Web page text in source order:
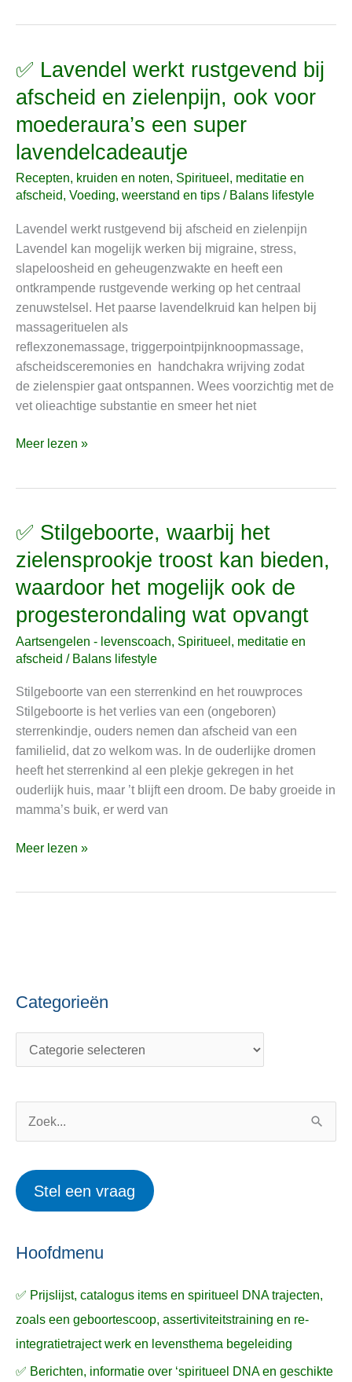
✅ Lavendel werkt rustgevend bij
afscheid en zielenpijn, ook voor
moederaura’s een super
lavendelcadeautje
Recepten, kruiden en noten, Spiritueel, meditatie en
afscheid, Voeding, weerstand en tips / Balans lifestyle
Lavendel werkt rustgevend bij afscheid en zielenpijn
Lavendel kan mogelijk werken bij migraine, stress,
slapeloosheid en geheugenzwakte en heeft een
ontkrampende rustgevende werking op het centraal
zenuwstelsel. Het paarse lavendelkruid kan helpen bij
massagerituelen als
reflexzonemassage, triggerpointpijnknoopmassage,
afscheidsceremonies en handchakra wrijving zodat
de zielenspier gaat ontspannen. Wees voorzichtig met de
vet olieachtige substantie en smeer het niet
✅
werkt
rustgevend
bij
afscheid
en
zielenpijn,
ook
voor
moederaura’s
een
lavendelcadeautje
Meer lezen »
✅ Stilgeboorte, waarbij het
zielensprookje troost kan bieden,
waardoor het mogelijk ook de
progesterondaling wat opvangt
Aartsengelen - levenscoach, Spiritueel, meditatie en
afscheid / Balans lifestyle
Stilgeboorte van een sterrenkind en het rouwproces
Stilgeboorte is het verlies van een (ongeboren)
sterrenkindje, ouders nemen dan afscheid van een
familielid, dat zo welkom was. In de ouderlijke dromen
heeft het sterrenkind al een plekje gekregen in het
ouderlijk huis, maar ’t blijft een droom. De baby groeide in
mamma’s buik, er werd van
✅
Stilgeboorte,
waarbij
het
zielensprookje
troost
kan
bieden,
waardoor
het
mogelijk
ook
de
progesterondaling
Meer lezen »
Categorieën
C
g
e
n
e
k
a
r
:
Stel een vraag
Hoofdmenu
✅ Prijslijst, catalogus items en spiritueel DNA trajecten,
zoals een geboortescoop, assertiviteitstraining en re-
integratietraject werk en levensthema begeleiding
✅ Berichten, informatie over ‘spiritueel DNA en geschikte
O
r
p
n